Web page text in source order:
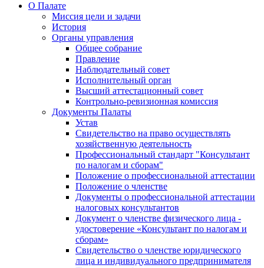
О Палате
Миссия цели и задачи
История
Органы управления
Общее собрание
Правление
Наблюдательный совет
Исполнительный орган
Высший аттестационный совет
Контрольно-ревизионная комиссия
Документы Палаты
Устав
Свидетельство на право осуществлять
хозяйственную деятельность
Профессиональный стандарт "Консультант
по налогам и сборам"
Положение о профессиональной аттестации
Положение о членстве
Документы о профессиональной аттестации
налоговых консультантов
Документ о членстве физического лица -
удостоверение «Консультант по налогам и
сборам»
Свидетельство о членстве юридического
лица и индивидуального предпринимателя